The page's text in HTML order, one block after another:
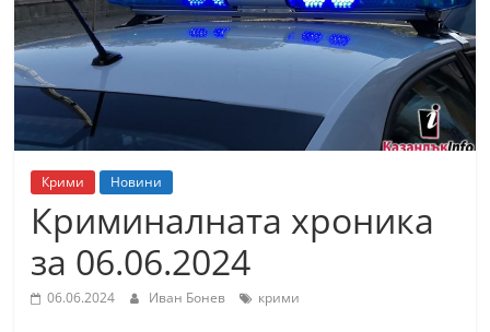
т
К
а
н
ъ
к
и
Крими Новини
Криминалната хроника
за 06.06.2024
06.06.2024 Иван Бонев крими